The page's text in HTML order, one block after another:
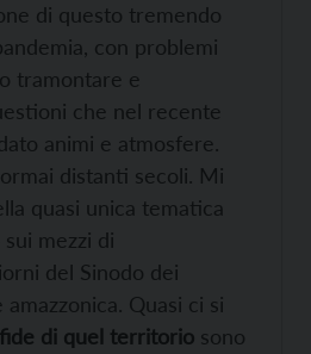
di questo tremendo
con problemi
tramontare e
che nel recente
animi e atmosfere.
distanti secoli. Mi
quasi unica tematica
mezzi di
del Sinodo dei
Quasi ci si
di quel territorio sono